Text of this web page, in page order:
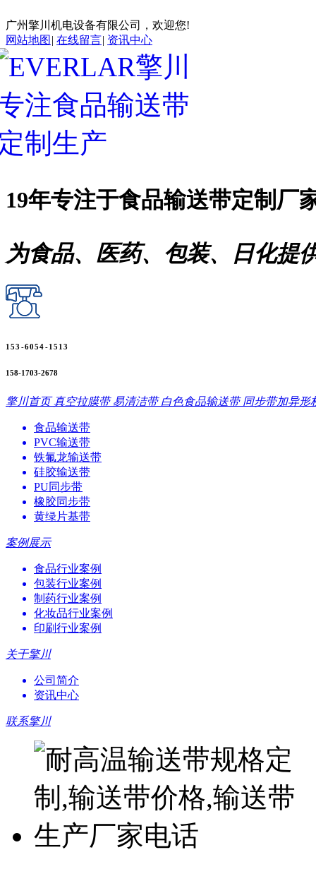
广州擎川机电设备有限公司，欢迎您!
网站地图 | 在线留言| 资讯中心
19年专注于食品输送带定制厂
为食品、医药、包装、日化提
153-6054-1513
158-1703-2678
擎川首页 真空拉膜带 易清洁带 白色食品输送带 同步带加异形
食品输送带
PVC输送带
铁氟龙输送带
硅胶输送带
PU同步带
橡胶同步带
黄绿片基带
案例展示
食品行业案例
包装行业案例
制药行业案例
化妆品行业案例
印刷行业案例
关于擎川
公司简介
资讯中心
联系擎川